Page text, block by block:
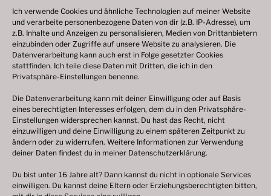
Ich verwende Cookies und ähnliche Technologien auf meiner Website
und verarbeite personenbezogene Daten von dir (z.B. IP-Adresse), um
z.B. Inhalte und Anzeigen zu personalisieren, Medien von Drittanbietern
einzubinden oder Zugriffe auf unsere Website zu analysieren. Die
Datenverarbeitung kann auch erst in Folge gesetzter Cookies
stattfinden. Ich teile diese Daten mit Dritten, die ich in den
Privatsphäre-Einstellungen benenne.
Die Datenverarbeitung kann mit deiner Einwilligung oder auf Basis
eines berechtigten Interesses erfolgen, dem du in den Privatsphäre-
Einstellungen widersprechen kannst. Du hast das Recht, nicht
einzuwilligen und deine Einwilligung zu einem späteren Zeitpunkt zu
ändern oder zu widerrufen. Weitere Informationen zur Verwendung
deiner Daten findest du in meiner Datenschutzerklärung.
Du bist unter 16 Jahre alt? Dann kannst du nicht in optionale Services
einwilligen. Du kannst deine Eltern oder Erziehungsberechtigten bitten,
Beitragsnavigation
Vorheriger
Beitrag
Fotogalerie 2021
© 2003 – 2025 nilsbenthien.de,Datenschutzerklärung
|Cookie-Richtlinie EU|Impressum